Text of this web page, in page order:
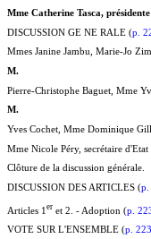
Mme Catherine Tasca,
DISCUSSION GE NE RALE (p.
Mmes Janine Jambu, Marie-Jo
M.
Pierre-Christophe Baguet, Mme
M.
Yves Cochet, Mme Dominique
Mme Nicole Péry, secrétaire
Clôture de la discussion générale.
DISCUSSION DES ARTICLES (p.
Articles 1 er et 2. - Adoption (p.
VOTE SUR L'ENSEMBLE (p.